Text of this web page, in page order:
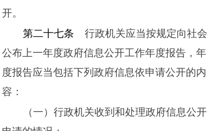
开。
第二十七条
行政机关应当按规定向社会
公布上一年度政府信息公开工作年度报告，年
度报告应当包括下列政府信息依申请公开的内
容：
（一）行政机关收到和处理政府信息公开